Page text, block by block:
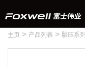
主页 > 产品列表 > 胎压系列